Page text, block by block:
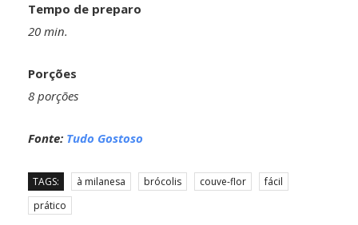
Tempo de preparo
20 min.
Porções
8 porções
Fonte: Tudo Gostoso
TAGS: à milanesa brócolis couve-flor
fácil
prático